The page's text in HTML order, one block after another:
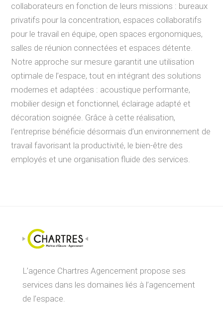
collaborateurs en fonction de leurs missions : bureaux
privatifs pour la concentration, espaces collaboratifs
pour le travail en équipe, open spaces ergonomiques,
salles de réunion connectées et espaces détente.
Notre approche sur mesure garantit une utilisation
optimale de l’espace, tout en intégrant des solutions
modernes et adaptées : acoustique performante,
mobilier design et fonctionnel, éclairage adapté et
décoration soignée. Grâce à cette réalisation,
l’entreprise bénéficie désormais d’un environnement de
travail favorisant la productivité, le bien-être des
employés et une organisation fluide des services.
L’agence Chartres Agencement propose ses
services dans les domaines liés à l’agencement
de l’espace.